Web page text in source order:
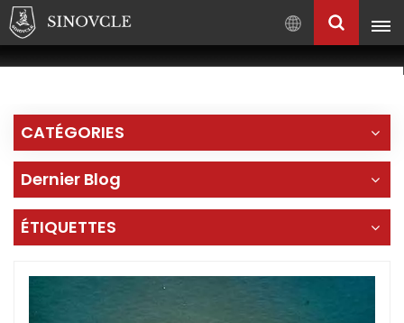
Français
English
Français
Pусский العربية
中
文
CATÉGORIES
Dernier Blog
ÉTIQUETTES